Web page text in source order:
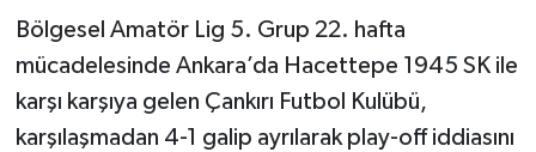
Bölgesel Amatör Lig 5. Grup 22. hafta
mücadelesinde Ankara’da Hacettepe 1945 SK ile
karşı karşıya gelen Çankırı Futbol Kulübü,
karşılaşmadan 4-1 galip ayrılarak play-off iddiasını
BÖLGE